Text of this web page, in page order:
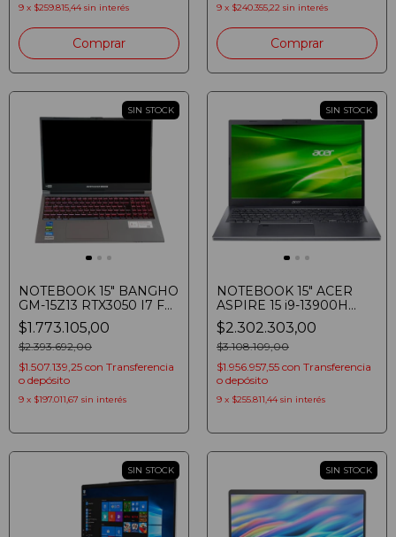
9 x $259.815,44 sin interés 9 x $240.355,22 sin interés
SIN STOCK
NOTEBOOK 15" BANGHO
GM-15Z13 RTX3050 I7 F
i7-13620H 16GB SSD 1TB
RTX3050 FHD WIN 11
$1.773.105,00
$2.393.692,00
$1.507.139,25 con Transferencia
o depósito
9 x $197.011,67 sin interés
SIN STOCK
NOTEBOOK 15" ACER
ASPIRE 15 i9-13900H
16GB SSD 1TB FHD IPS
WIN 11 GRAY
$2.302.303,00
$3.108.109,00
$1.956.957,55 con Transferencia
o depósito
9 x $255.811,44 sin interés
SIN STOCK SIN STOCK